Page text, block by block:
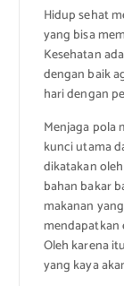
Hidup sehat
yang bisa
Kesehatan
dengan baik
hari dengan
Menjaga pola
kunci utama
dikatakan
bahan bakar
makanan
mendapatkan
Oleh karena
yang kaya